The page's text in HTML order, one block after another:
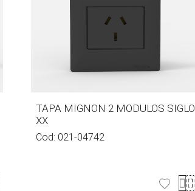
TAPA MIGNON 2 MODULOS SIGLO
XX
Cod: 021-04742